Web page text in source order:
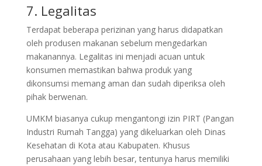
7. Legalitas
Terdapat beberapa perizinan yang harus didapatkan
oleh produsen makanan sebelum mengedarkan
makanannya. Legalitas ini menjadi acuan untuk
konsumen memastikan bahwa produk yang
dikonsumsi memang aman dan sudah diperiksa oleh
pihak berwenan.
UMKM biasanya cukup mengantongi izin PIRT (Pangan
Industri Rumah Tangga) yang dikeluarkan oleh Dinas
Kesehatan di Kota atau Kabupaten. Khusus
perusahaan yang lebih besar, tentunya harus memiliki